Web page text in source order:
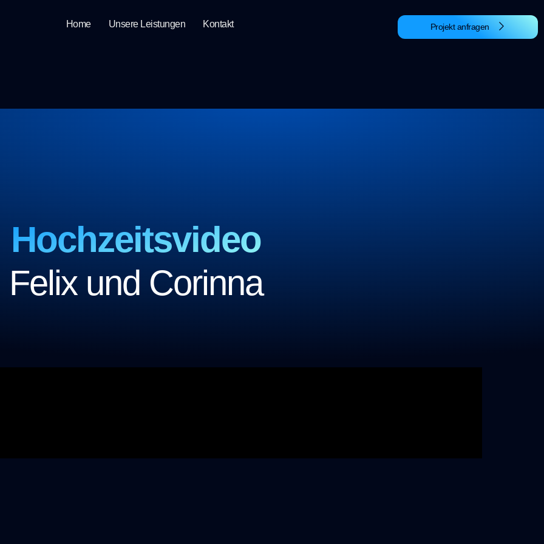
Home Unsere Leistungen Kontakt Projekt anfragen
Hochzeitsvideo
Felix und Corinna